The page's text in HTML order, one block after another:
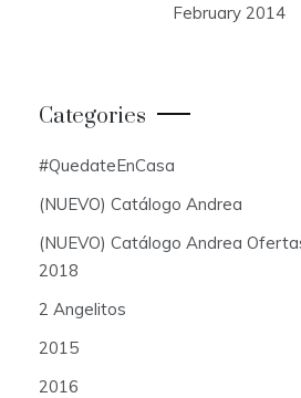
February 2014
Categories
#QuedateEnCasa
(NUEVO) Catálogo Andrea
(NUEVO) Catálogo Andrea
2018
2 Angelitos
2015
2016